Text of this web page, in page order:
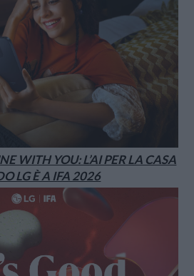
WITH YOU: L’AI PER LA CASA
LG È A IFA 2026